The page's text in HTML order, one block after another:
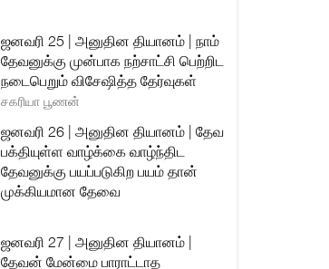
ஜனவரி 25 | அனுதின தியானம் | நாம்
தேவனுக்கு முன்பாக நற்சாட்சி பெற்றிட
நடைபெறும் விசேஷித்த தேர்வுகள்
சகரியா பூணன்
ஜனவரி 26 | அனுதின தியானம் | தேவ
பக்தியுள்ள வாழ்க்கை வாழ்ந்திட
தேவனுக்கு பயப்படுகிற பயம் தான்
முக்கியமான தேவை
ஜனவரி 27 | அனுதின தியானம் |
தேவன் மேன்மை பாராட்டாத